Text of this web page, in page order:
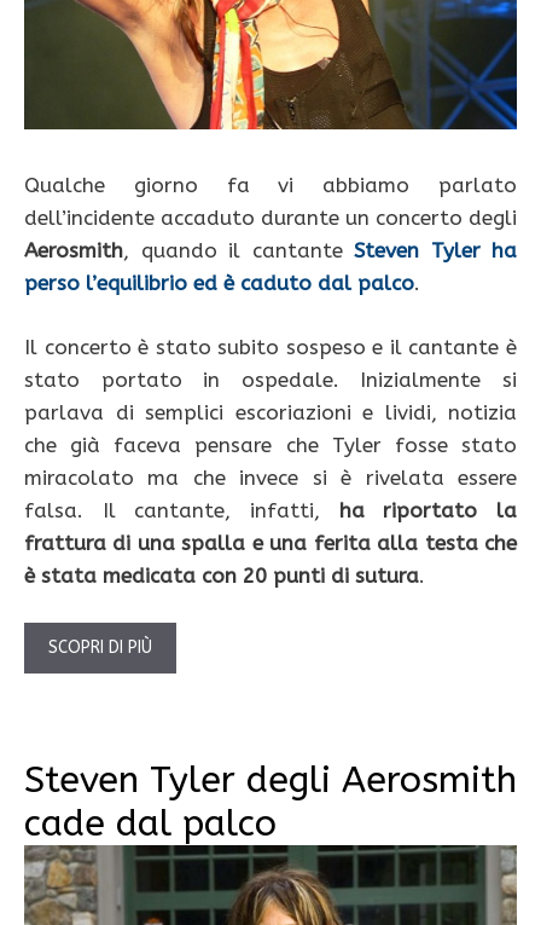
Qualche giorno fa vi abbiamo parlato
dell’incidente accaduto durante un concerto degli
Aerosmith, quando il cantante Steven Tyler ha
perso l’equilibrio ed è caduto dal palco.
Il concerto è stato subito sospeso e il cantante è
stato portato in ospedale. Inizialmente si
parlava di semplici escoriazioni e lividi, notizia
che già faceva pensare che Tyler fosse stato
miracolato ma che invece si è rivelata essere
falsa. Il cantante, infatti, ha riportato la
frattura di una spalla e una ferita alla testa che
è stata medicata con 20 punti di sutura.
SCOPRI DI PIÙ
Steven Tyler degli Aerosmith
cade dal palco